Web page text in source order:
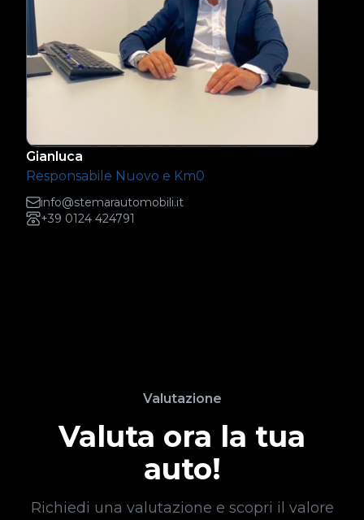
Gianluca
Responsabile Nuovo e Km0
info@stemarautomobili.it
+39 0124 424791
Valutazione
Valuta ora la tua
auto!
Richiedi una valutazione e scopri il valore